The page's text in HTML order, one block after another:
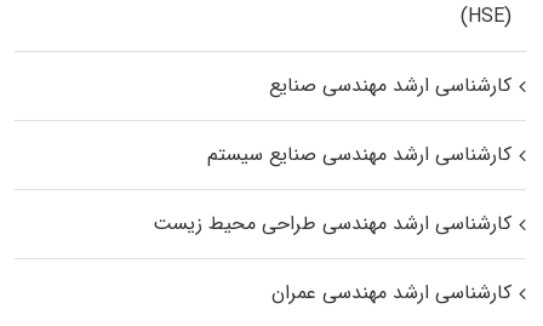
(HSE)
کارشناسی ارشد مهندسی صنایع
کارشناسی ارشد مهندسی صنایع سیستم
کارشناسی ارشد مهندسی طراحی محیط زیست
کارشناسی ارشد مهندسی عمران